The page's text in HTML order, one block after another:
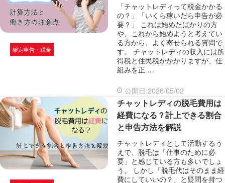
確定申告・税金
「チャットレディって税金かかる
の？」「いくら稼いだら申告が必
要？」 これは始めたばかりの方
や、これから始めようと考えてい
る方から、よく寄せられる質問で
す。 チャットレディの収入には所
得税と住民税がかかりますが、仕
組みを正 …
公開日:2026/05/02
チャットレディの脱毛費用は
経費になる？計上できる割合
と申告方法を解説
チャットレディとして活動するう
えで、脱毛は「仕事のために必
要」と感じている方も多いでしょ
う。 しかし「脱毛代はそのまま経
費にしていいの？」と疑問を持つ